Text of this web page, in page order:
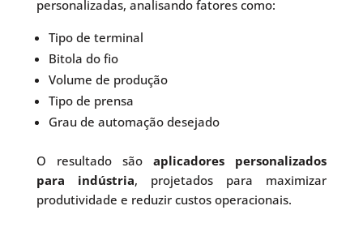
personalizadas, analisando fatores como:
Tipo de terminal
Bitola do fio
Volume de produção
Tipo de prensa
Grau de automação desejado
O resultado sãoaplicadores personalizados
para indústria, projetados para maximizar
produtividade e reduzir custos operacionais.